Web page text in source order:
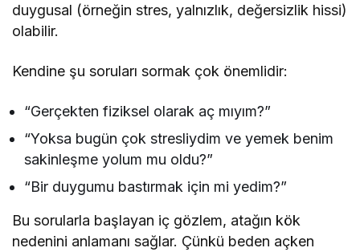
duygusal (örneğin stres, yalnızlık, değersizlik hissi)
olabilir.
Kendine şu soruları sormak çok önemlidir:
“Gerçekten fiziksel olarak aç mıyım?”
“Yoksa bugün çok stresliydim ve yemek benim
sakinleşme yolum mu oldu?”
“Bir duygumu bastırmak için mi yedim?”
Bu sorularla başlayan iç gözlem, atağın kök
nedenini anlamanı sağlar. Çünkü beden açken